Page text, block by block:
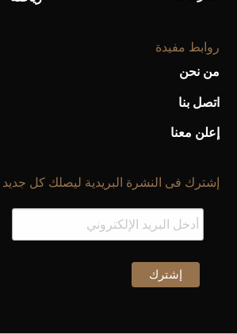
روابط مفيدة
من نحن
اتصل بنا
إعلن معنا
إشترك فى النشرة البريدية ليصلك كل جديد